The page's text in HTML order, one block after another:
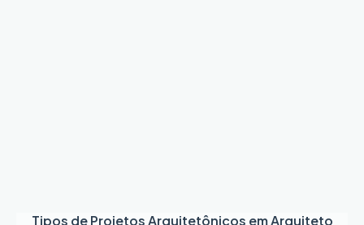
Tipos de Projetos Arquitetônicos emArquiteto